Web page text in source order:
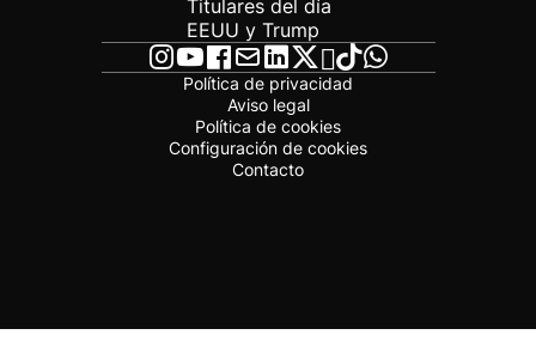
Titulares del día
EEUU y Trump
Política de privacidad
Aviso legal
Política de cookies
Configuración de cookies
Contacto